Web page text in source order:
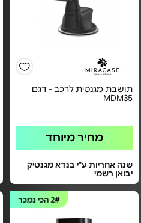
תושבת מגנטית לרכב - דגם
MDM35
מחיר מיוחד
שנה אחריות ע"י בנדא מגנטיק
יבואן רשמי
2#הכי נמכר